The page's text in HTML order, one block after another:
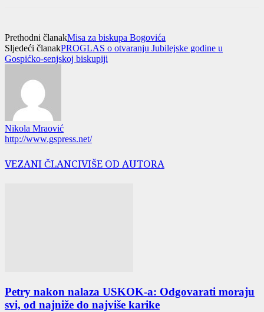
Prethodni članakMisa za biskupa Bogovića
Sljedeći članakPROGLAS o otvaranju Jubilejske godine u
Gospićko-senjskoj biskupiji
Nikola Mraović
http://www.gspress.net/
VEZANI ČLANCIVIŠE OD AUTORA
Petry nakon nalaza USKOK-a: Odgovarati moraju
svi, od najniže do najviše karike